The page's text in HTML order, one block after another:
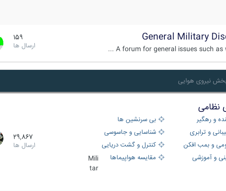
General Military
A forum for general issues such as
159
ارسال ها
نظامی
و رهگیر
بی سرنشین ها
و ترابری
شناسایی و جاسوسی
و بمب افکن
کنترل و گشت دریایی
و آموزشی
مقایسه هواپیماها
Mili
tar
29,867
ارسال ها